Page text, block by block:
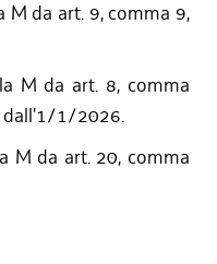
M da art. 9, comma 9,
M da art. 8, comma
dall'1/1/2026.
M da art. 20, comma